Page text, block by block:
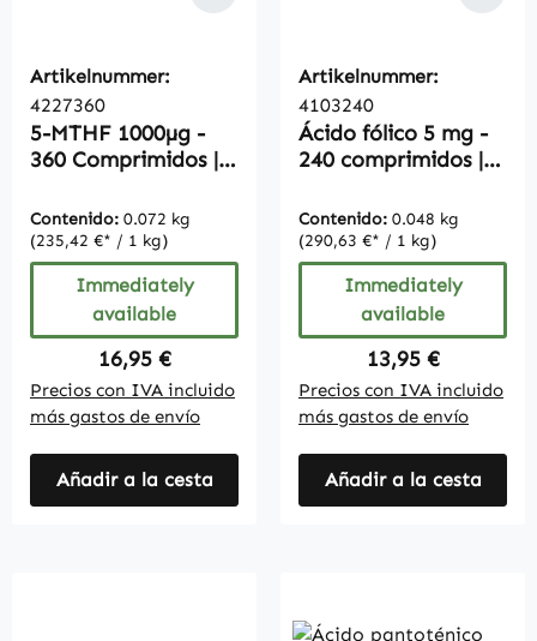
Artikelnummer:
4227360
5-MTHF 1000µg -
360 Comprimidos |
Contenido: 0.072 kg
(235,42 €* / 1 kg)
Immediately
available
Regular price:
16,95 €
Precios con IVA incluido
más gastos de envío
Añadir a la cesta
Artikelnummer:
4103240
Ácido fólico 5 mg -
240 comprimidos |
Contenido: 0.048 kg
(290,63 €* / 1 kg)
Immediately
available
Regular price:
13,95 €
Precios con IVA incluido
más gastos de envío
Añadir a la cesta